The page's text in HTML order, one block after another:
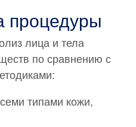
процедуры
лица и тела
по сравнению с
типами кожи,